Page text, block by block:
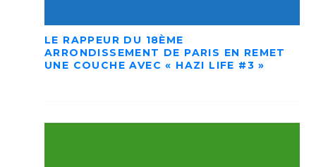
LE RAPPEUR DU 18ÈME
ARRONDISSEMENT DE PARIS EN REMET
UNE COUCHE AVEC « HAZI LIFE #3 »